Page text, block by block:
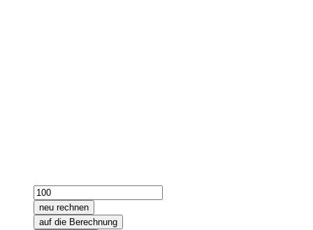
neu rechnen
auf die Berechnung